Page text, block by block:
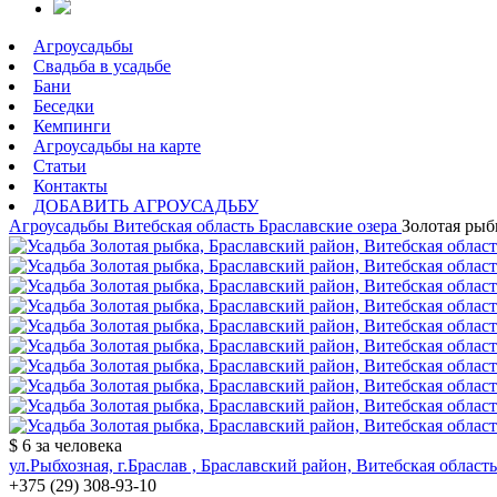
Агроусадьбы
Свадьба в усадьбе
Бани
Беседки
Кемпинги
Агроусадьбы на карте
Статьи
Контакты
ДОБАВИТЬ АГРОУСАДЬБУ
Агроусадьбы Витебская область Браславские озера Золотая
$ 6 за человека
ул.Рыбхозная, г.Браслав , Браславский район, Витебская область
+375 (29) 308-93-10